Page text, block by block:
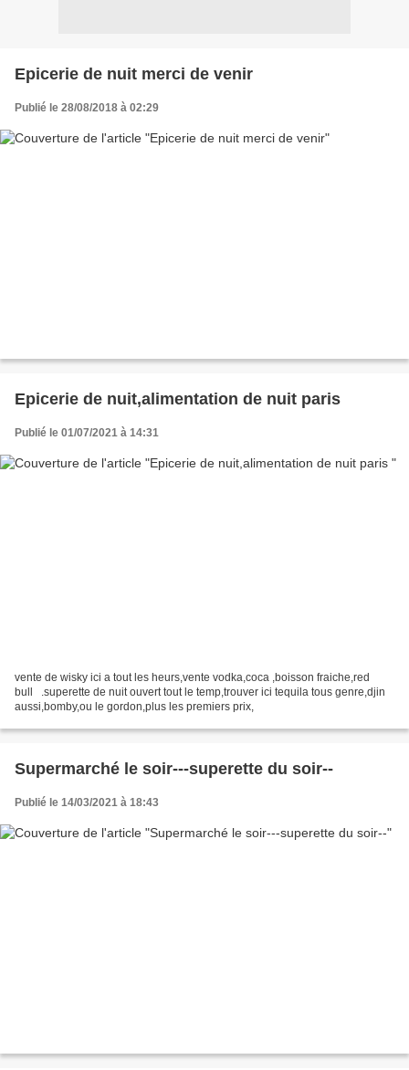
Epicerie de nuit merci de venir
Publié le 28/08/2018 à 02:29
Epicerie de nuit,alimentation de nuit paris
Publié le 01/07/2021 à 14:31
vente de wisky ici a tout les heurs,vente vodka,coca ,boisson fraiche,red
bull .superette de nuit ouvert tout le temp,trouver ici tequila tous genre,djin
aussi,bomby,ou le gordon,plus les premiers prix,
Supermarché le soir---superette du soir--
Publié le 14/03/2021 à 18:43